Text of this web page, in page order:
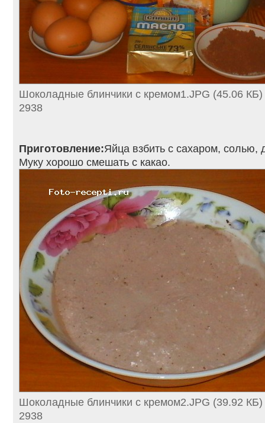
Шоколадные блинчики с кремом1.JPG (45.06
2938
Приготовление:Яйца взбить с сахаром, солью,
Муку хорошо смешать с какао.
Шоколадные блинчики с кремом2.JPG (39.92
2938